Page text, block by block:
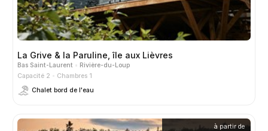
La Grive & la Paruline, île aux Lièvres
Bas Saint-Laurent
Rivière-du-Loup
Capacité 2
Chambres 1
Chalet bord de l'eau
à partir de